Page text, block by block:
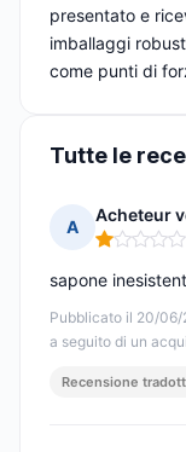
presentato e
imballaggi
come punti di
Tutte le
A
Acheteur
Nota: 1 su 5
Pubblicato il 20/06/
a seguito di un
sapone
Recensione